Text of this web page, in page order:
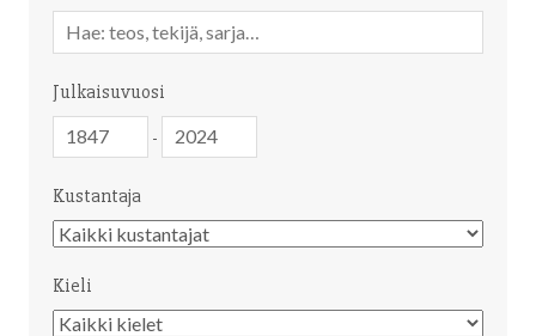
sanahaku
Julkaisuvuosi
-
Kustantaja
Kustantaja
Kieli
Kieli